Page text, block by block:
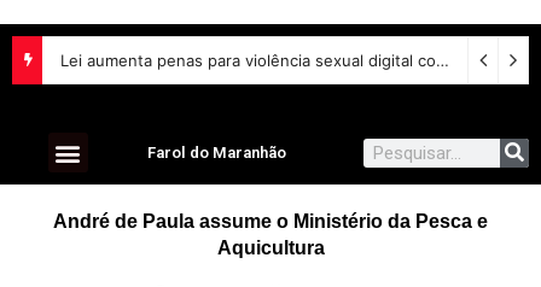
Lei aumenta penas para violência sexual digital contra crianças e adolescentes e endurece punições
Farol do Maranhão
André de Paula assume o Ministério da Pesca e
Aquicultura